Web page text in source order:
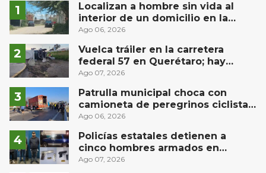
Localizan a hombre sin vida al
interior de un domicilio en la
comunidad El Rodeo, San Juan del
Ago 06, 2026
Vuelca tráiler en la carretera
federal 57 en Querétaro; hay
derrame de combustible
Ago 07, 2026
Patrulla municipal choca con
camioneta de peregrinos ciclistas
en la autopista México-Querétaro
Ago 06, 2026
Policías estatales detienen a
cinco hombres armados en
Puebla capital
Ago 07, 2026